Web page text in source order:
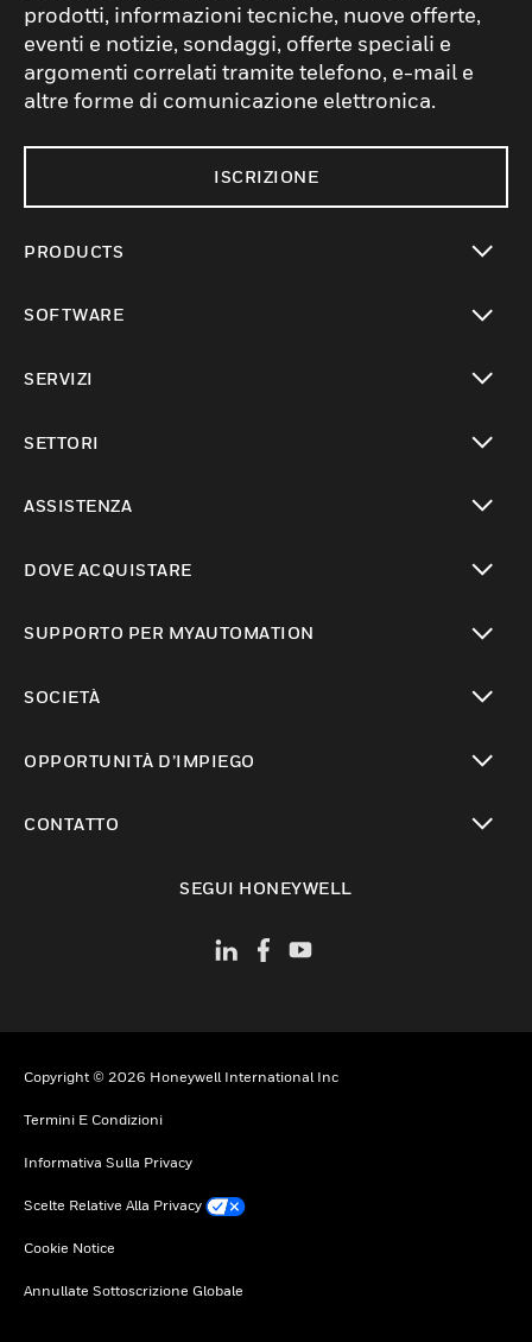
prodotti, informazioni tecniche, nuove offerte,
eventi e notizie, sondaggi, offerte speciali e
argomenti correlati tramite telefono, e-mail e
altre forme di comunicazione elettronica.
ISCRIZIONE
PRODUCTS
SOFTWARE
SERVIZI
SETTORI
ASSISTENZA
DOVE ACQUISTARE
SUPPORTO PER MYAUTOMATION
SOCIETÀ
OPPORTUNITÀ D’IMPIEGO
CONTATTO
SEGUI HONEYWELL
Copyright © 2026 Honeywell International Inc
Termini E Condizioni
Informativa Sulla Privacy
Scelte Relative Alla Privacy
Cookie Notice
Annullate Sottoscrizione Globale